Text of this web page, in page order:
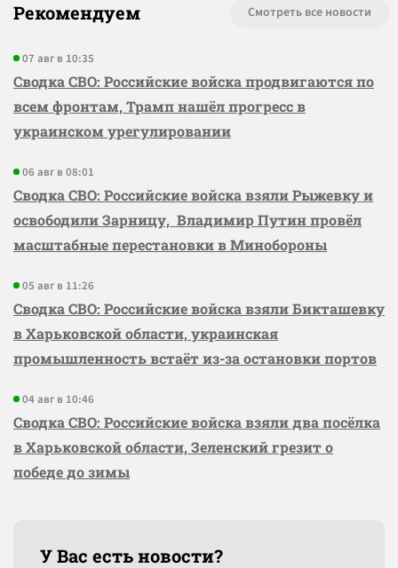
Рекомендуем Смотреть все новости
07 авг в 10:35
Сводка СВО: Российские войска продвигаются по
всем фронтам, Трамп нашёл прогресс в
украинском урегулировании
06 авг в 08:01
Сводка СВО: Российские войска взяли Рыжевку и
освободили Зарницу, Владимир Путин провёл
масштабные перестановки в Минобороны
05 авг в 11:26
Сводка СВО: Российские войска взяли Бикташевку
в Харьковской области, украинская
промышленность встаёт из-за остановки портов
04 авг в 10:46
Сводка СВО: Российские войска взяли два посёлка
в Харьковской области, Зеленский грезит о
победе до зимы
У Вас есть новости?